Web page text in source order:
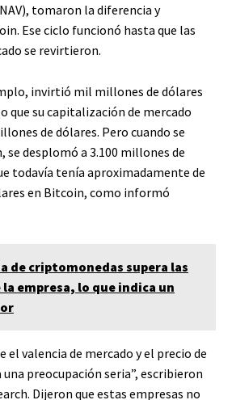
tomaron la diferencia y
Ese ciclo funcionó hasta que las
se revirtieron.
invirtió mil millones de dólares
que su capitalización de mercado
de dólares. Pero cuando se
se desplomó a 3.100 millones de
todavía tenía aproximadamente de
en Bitcoin, como informó
de criptomonedas supera las
empresa, lo que indica un
el valencia de mercado y el precio de
una preocupación seria”, escribieron
Dijeron que estas empresas no